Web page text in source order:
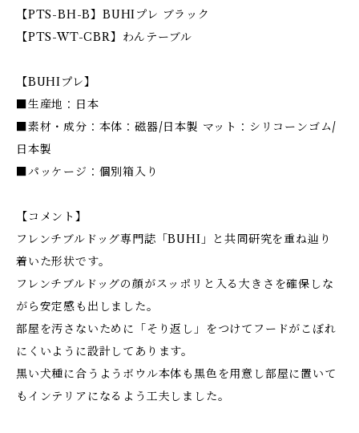
【PTS-BH-B】BUHIプレ ブラック
【PTS-WT-CBR】わんテーブル
【BUHIプレ】
■生産地：日本
■素材・成分：本体：磁器/日本製 マット：シリコーンゴム/
日本製
■パッケージ：個別箱入り
【コメント】
フレンチブルドッグ専門誌「BUHI」と共同研究を重ね辿り
着いた形状です。
フレンチブルドッグの顔がスッポリと入る大きさを確保しな
がら安定感も出しました。
部屋を汚さないために「そり返し」をつけてフードがこぼれ
にくいように設計してあります。
黒い犬種に合うようボウル本体も黒色を用意し部屋に置いて
もインテリアになるよう工夫しました。